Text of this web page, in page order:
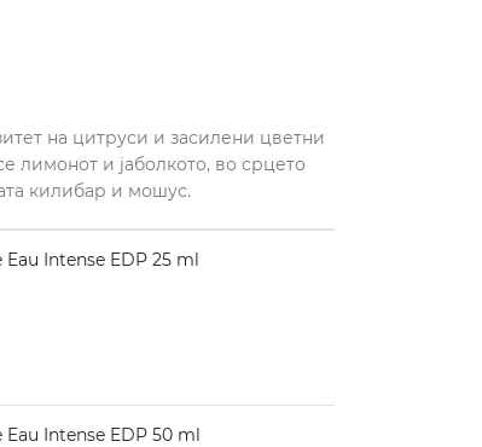
на цитруси и засилени цветни
лимонот и јаболкото, во срцето
килибар и мошус.
Eau Intense EDP 25 ml
Eau Intense EDP 50 ml